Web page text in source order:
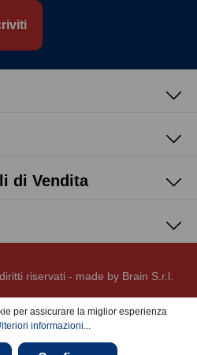
di Vendita
riservati - made by Brain S.r.l.
per assicurare la miglior esperienza
informazioni...